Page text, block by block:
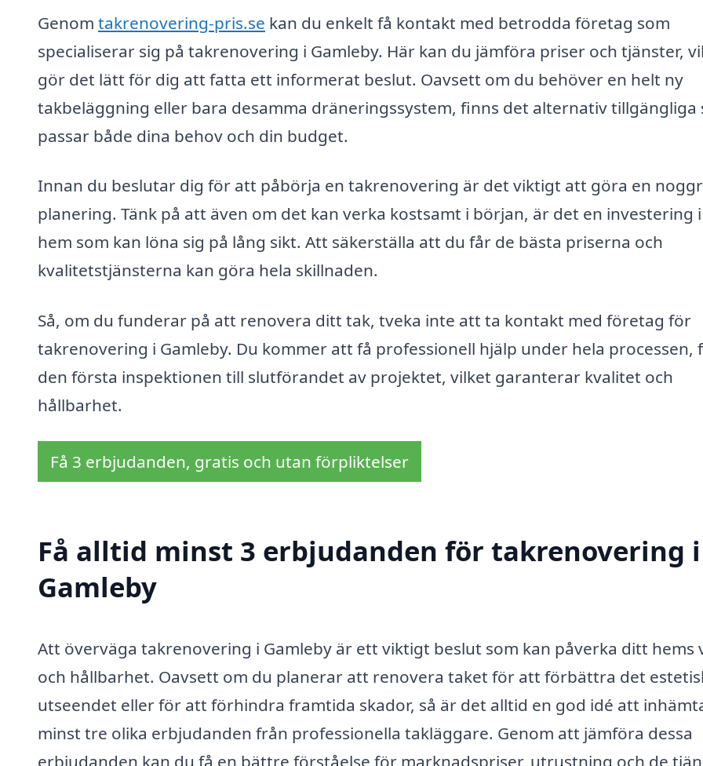
Genom takrenovering-pris.se kan du enkelt få kontakt med betrodda företag som
specialiserar sig på takrenovering i Gamleby. Här kan du jämföra priser och tjänster,
gör det lätt för dig att fatta ett informerat beslut. Oavsett om du behöver en helt ny
takbeläggning eller bara desamma dräneringssystem, finns det alternativ tillgängliga
passar både dina behov och din budget.
Innan du beslutar dig för att påbörja en takrenovering är det viktigt att göra en
planering. Tänk på att även om det kan verka kostsamt i början, är det en investering
hem som kan löna sig på lång sikt. Att säkerställa att du får de bästa priserna och
kvalitetstjänsterna kan göra hela skillnaden.
Så, om du funderar på att renovera ditt tak, tveka inte att ta kontakt med företag för
takrenovering i Gamleby. Du kommer att få professionell hjälp under hela processen,
den första inspektionen till slutförandet av projektet, vilket garanterar kvalitet och
hållbarhet.
Få 3 erbjudanden, gratis och utan förpliktelser
Få alltid minst 3 erbjudanden för takrenovering i
Gamleby
Att överväga takrenovering i Gamleby är ett viktigt beslut som kan påverka ditt hems
och hållbarhet. Oavsett om du planerar att renovera taket för att förbättra det
utseendet eller för att förhindra framtida skador, så är det alltid en god idé att
minst tre olika erbjudanden från professionella takläggare. Genom att jämföra dessa
erbjudanden kan du få en bättre förståelse för marknadspriser, utrustning och de